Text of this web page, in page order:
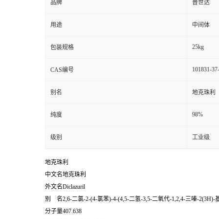
品牌 普世达
用途 中间体
包装规格 25kg
CAS编号 101831-
别名 地克珠利
纯度 98%
级别 工业级
地克珠利
中文名地克珠利
外文名Diclazuril
别 名2,6-二氯-2-(4-氯苯)-4-(4,5-二氢-3,5-二氧代-1,2,4-三嗪-2(3H)-
分子量407.638